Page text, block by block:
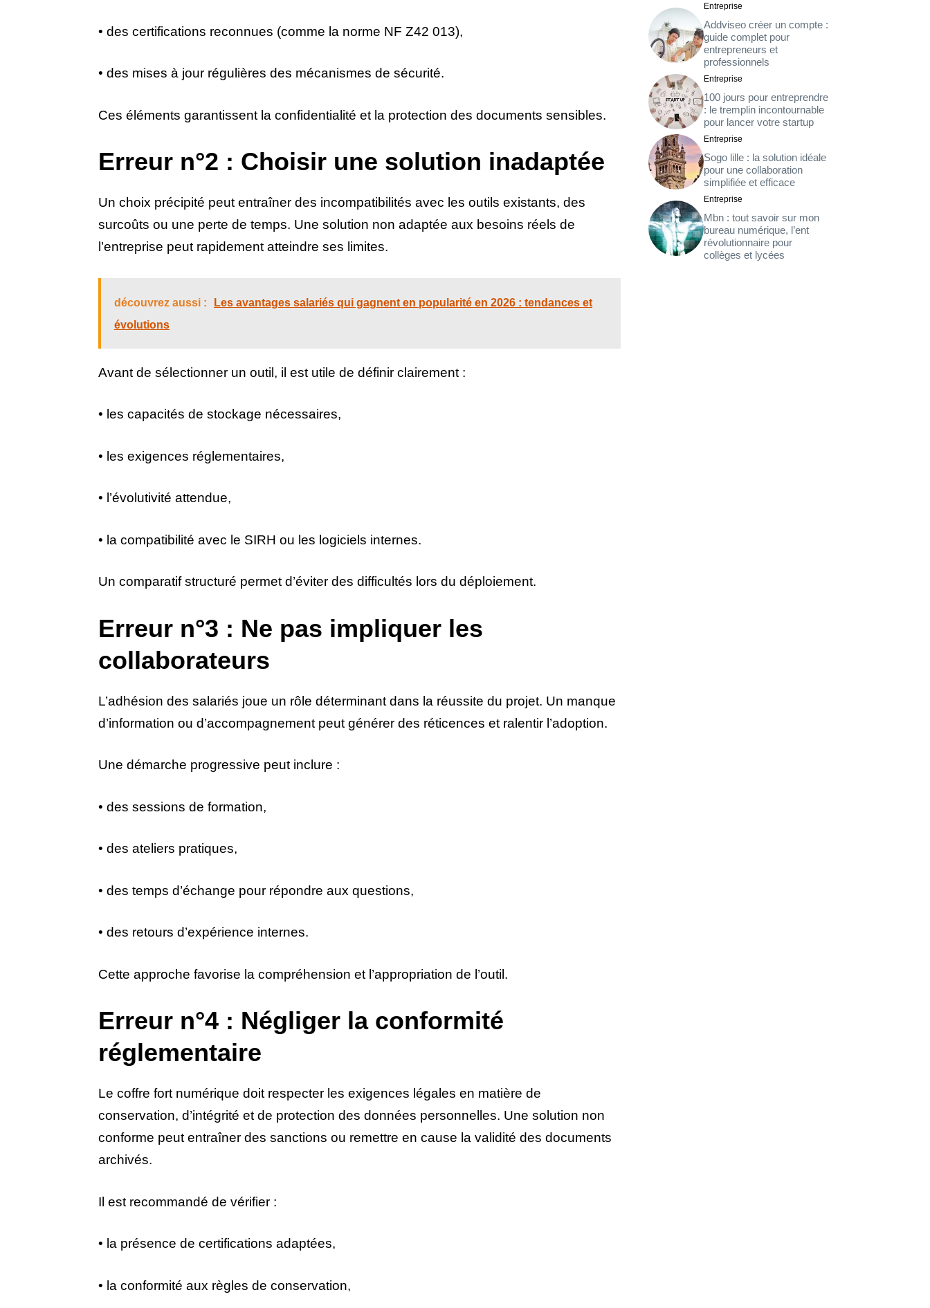
• des certifications reconnues (comme la norme NF Z42 013),
• des mises à jour régulières des mécanismes de sécurité.
Ces éléments garantissent la confidentialité et la protection des documents sensibles.
Erreur n°2 : Choisir une solution inadaptée
Un choix précipité peut entraîner des incompatibilités avec les outils existants, des
surcoûts ou une perte de temps. Une solution non adaptée aux besoins réels de
l’entreprise peut rapidement atteindre ses limites.
découvrez aussi :
Les avantages salariés qui gagnent en popularité en 2026 : tendances et
évolutions
Avant de sélectionner un outil, il est utile de définir clairement :
• les capacités de stockage nécessaires,
• les exigences réglementaires,
• l’évolutivité attendue,
• la compatibilité avec le SIRH ou les logiciels internes.
Un comparatif structuré permet d’éviter des difficultés lors du déploiement.
Erreur n°3 : Ne pas impliquer les
collaborateurs
L’adhésion des salariés joue un rôle déterminant dans la réussite du projet. Un manque
d’information ou d’accompagnement peut générer des réticences et ralentir l’adoption.
Une démarche progressive peut inclure :
• des sessions de formation,
• des ateliers pratiques,
• des temps d’échange pour répondre aux questions,
• des retours d’expérience internes.
Cette approche favorise la compréhension et l’appropriation de l’outil.
Erreur n°4 : Négliger la conformité
réglementaire
Le coffre fort numérique doit respecter les exigences légales en matière de
conservation, d’intégrité et de protection des données personnelles. Une solution non
conforme peut entraîner des sanctions ou remettre en cause la validité des documents
archivés.
Il est recommandé de vérifier :
• la présence de certifications adaptées,
• la conformité aux règles de conservation,
Entreprise
Addviseo créer un compte :
guide complet pour
entrepreneurs et
professionnels
Entreprise
100 jours pour entreprendre
: le tremplin incontournable
pour lancer votre startup
Entreprise
Sogo lille : la solution idéale
pour une collaboration
simplifiée et efficace
Entreprise
Mbn : tout savoir sur mon
bureau numérique, l’ent
révolutionnaire pour
collèges et lycées